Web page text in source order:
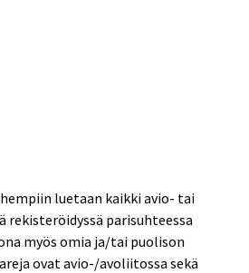
luetaan kaikki avio- tai
rekisteröidyssä parisuhteessa
myös omia ja/tai puolison
ovat avio-/avoliitossa sekä